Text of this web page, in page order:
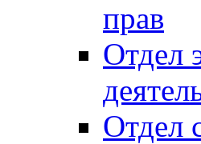
прав
Отдел
Отдел